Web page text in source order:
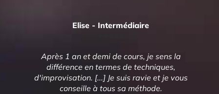
Elise - Intermédiaire
Après 1 an et demi de cours, je sens la
différence en termes de techniques,
d'improvisation. [...] Je suis ravie et je vous
conseille à tous sa méthode.